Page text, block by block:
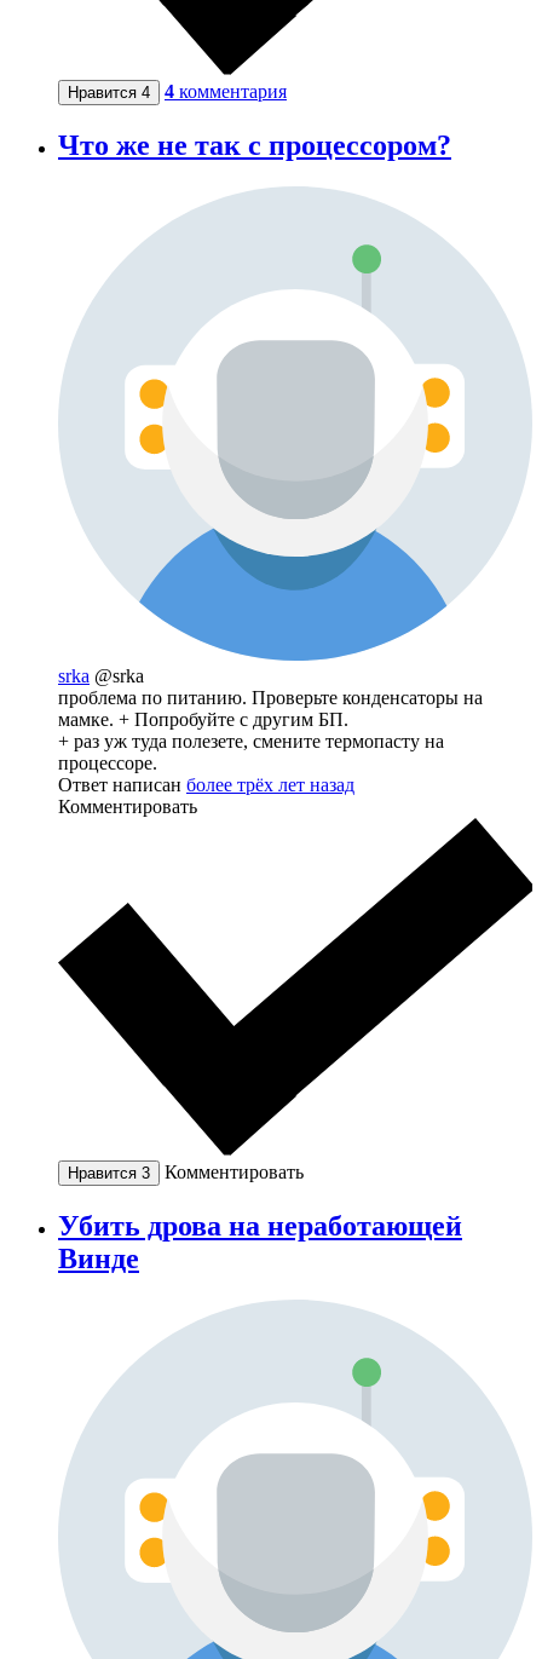
Нравится 4 4 комментария
Что же не так с процессором?
srka @srka
проблема по питанию. Проверьте конденсаторы на
мамке. + Попробуйте с другим БП.
+ раз уж туда полезете, смените термопасту на
процессоре.
Ответ написан более трёх лет назад
Комментировать
Нравится 3 Комментировать
Убить дрова на неработающей
Винде